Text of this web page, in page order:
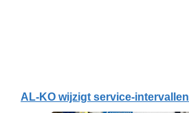
AL-KO wijzigt service-intervallen